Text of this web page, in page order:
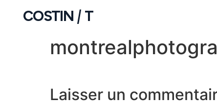
COSTIN |T
Laisser un